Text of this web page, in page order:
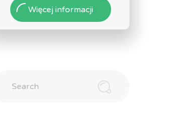
Więcej informacji